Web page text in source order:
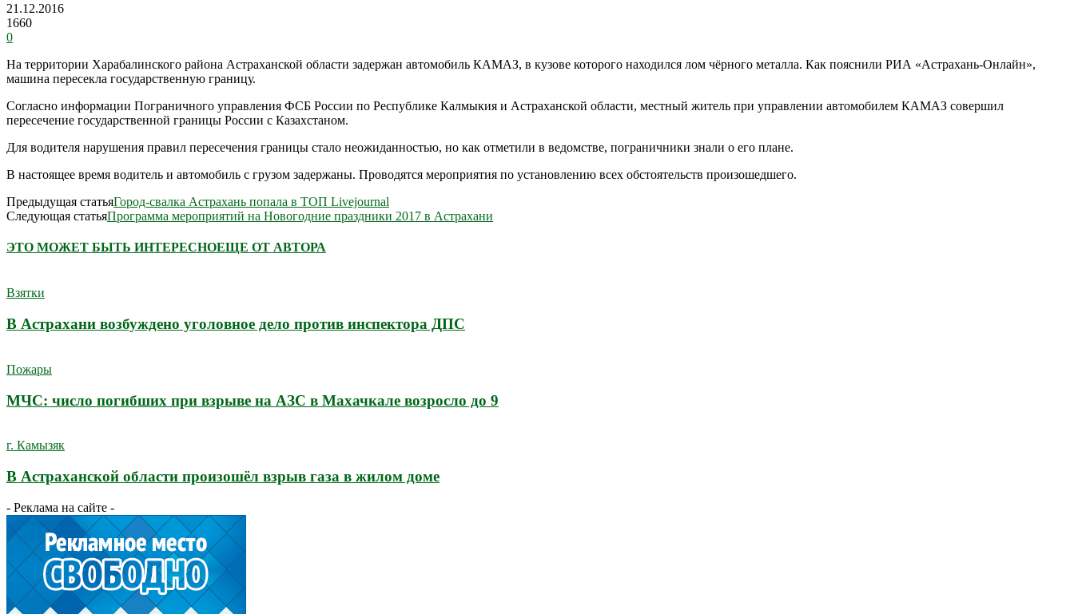
21.12.2016
1660
0
На территории Харабалинского района Астраханской области задержан автомобиль КАМАЗ, в кузове которого находился лом чёрного металла. Как пояснили РИА «Астрахань-Онлайн»,
машина пересекла государственную границу.
Согласно информации Пограничного управления ФСБ России по Республике Калмыкия и Астраханской области, местный житель при управлении автомобилем КАМАЗ совершил
пересечение государственной границы России с Казахстаном.
Для водителя нарушения правил пересечения границы стало неожиданностью, но как отметили в ведомстве, пограничники знали о его плане.
В настоящее время водитель и автомобиль с грузом задержаны. Проводятся мероприятия по установлению всех обстоятельств произошедшего.
Предыдущая статьяГород-свалка Астрахань попала в ТОП Livejournal
Следующая статьяПрограмма мероприятий на Новогодние праздники 2017 в Астрахани
ЭТО МОЖЕТ БЫТЬ ИНТЕРЕСНОЕЩЕ ОТ АВТОРА
Взятки
В Астрахани возбуждено уголовное дело против инспектора ДПС
Пожары
МЧС: число погибших при взрыве на АЗС в Махачкале возросло до 9
г. Камызяк
В Астраханской области произошёл взрыв газа в жилом доме
- Реклама на сайте -